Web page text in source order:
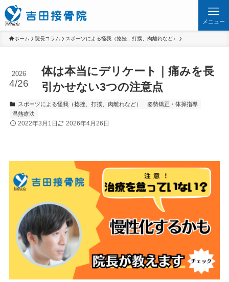
メニュー
ホーム 院長コラム スポーツによる怪我（捻挫、打撲、肉離れなど）
体は本当にデリケート｜痛みを長
引かせない3つの注意点
2026
4/26
スポーツによる怪我（捻挫、打撲、肉離れなど）
姿勢矯正・体操指導
温熱療法
2022年3月1日 2026年4月26日